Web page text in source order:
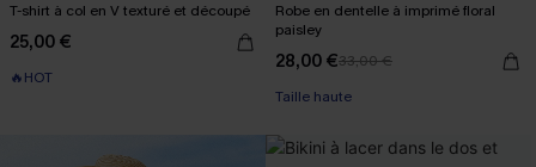
T-shirt à col en V texturé et découpé
25,00 €
🔥HOT
Robe en dentelle à imprimé floral
paisley
28,00 €33,00 €
Taille haute